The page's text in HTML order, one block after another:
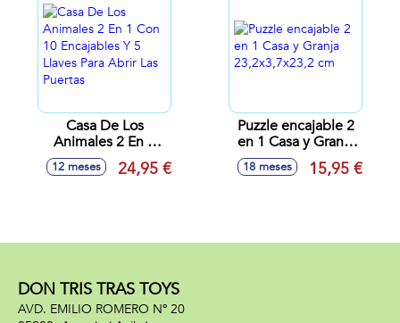
Casa De Los
Animales 2 En 1
Con 10 Encajables
Y 5 Llaves Para
12 meses 24,95 €
Puzzle encajable 2
en 1 Casa y Granja
23,2x3,7x23,2 cm
18 meses 15,95 €
DON TRIS TRAS TOYS
AVD. EMILIO ROMERO Nº 20